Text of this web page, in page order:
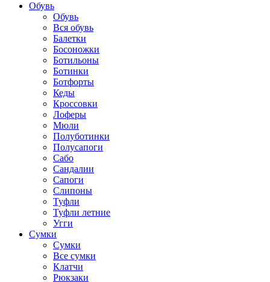
Обувь
Обувь
Вся обувь
Балетки
Босоножки
Ботильоны
Ботинки
Ботфорты
Кеды
Кроссовки
Лоферы
Мюли
Полуботинки
Полусапоги
Сабо
Сандалии
Сапоги
Слипоны
Туфли
Туфли летние
Угги
Сумки
Сумки
Все сумки
Клатчи
Рюкзаки